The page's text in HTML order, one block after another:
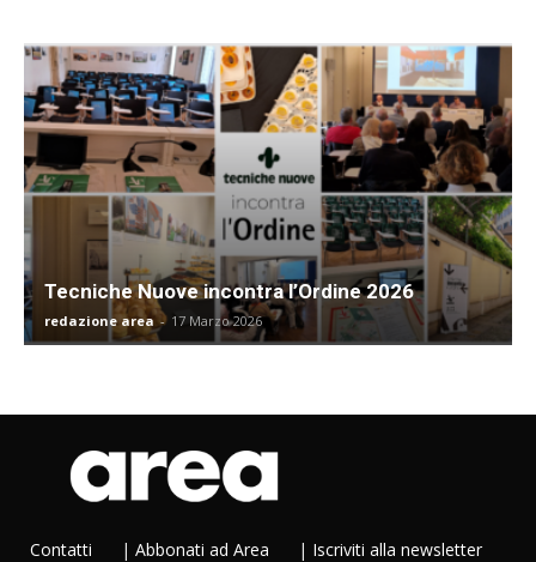
Tecniche Nuove incontra l’Ordine 2026
redazione area - 17 Marzo 2026
Contatti | Abbonati ad Area | Iscriviti alla newsletter